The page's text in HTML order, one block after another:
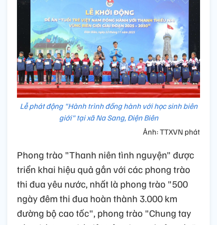
Lễ phát động "Hành trình đồng hành với học sinh biên
giới" tại xã Na Sang, Điện Biên
Ảnh: TTXVN phát
Phong trào "Thanh niên tình nguyện" được
triển khai hiệu quả gắn với các phong trào
thi đua yêu nước, nhất là phong trào "500
ngày đêm thi đua hoàn thành 3.000 km
đường bộ cao tốc", phong trào "Chung tay